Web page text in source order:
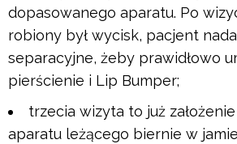
dopasowanego aparatu. Po
robiony był wycisk, pacjent
separacyjne, żeby prawidłowo
pierścienie i Lip Bumper;
trzecia wizyta to już
aparatu leżącego biernie w